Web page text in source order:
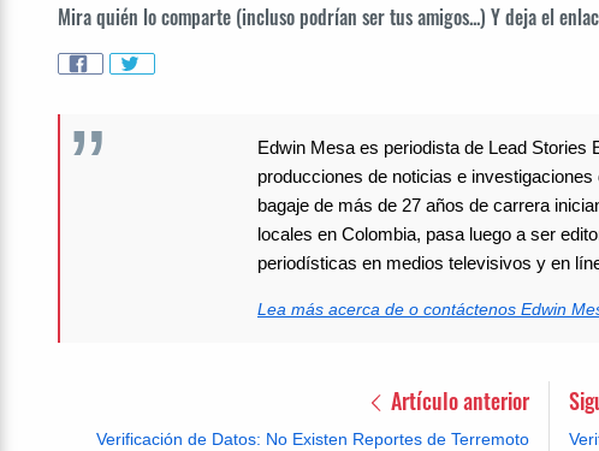
Mira quién lo comparte (incluso podrían ser tus amigos...) Y deja el
Edwin Mesa es periodista de Lead Stories
producciones de noticias e
bagaje de más de 27 años de carrera
locales en Colombia, pasa luego a ser
periodísticas en medios televisivos y en
Lea más acerca de o contáctenos Edwin
Artículo anterior
Verificación de Datos: No Existen Reportes de Terremoto